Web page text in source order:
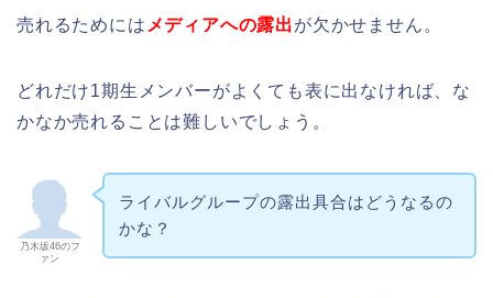
売れるためには メディアへの露出が欠かせません。
どれだけ1期生メンバーがよくても表に出なければ、な
かなか売れることは難しいでしょう。
乃木坂46のフ
ァン
ライバルグループの露出具合はどうなるの
かな？